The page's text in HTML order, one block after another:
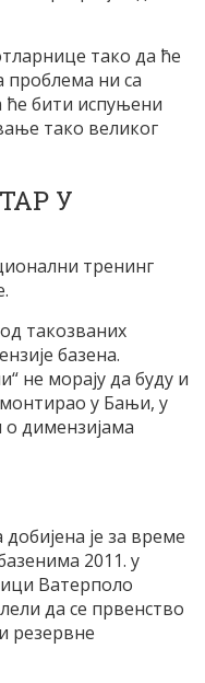
тако да ће
проблема ни са
ће бити испуњени
тако великог
У
тренинг
такозваних
базена.
не морају да буду и
у Бањи, у
о димензијама
је за време
2011. у
Ватерполо
да се првенство
резервне